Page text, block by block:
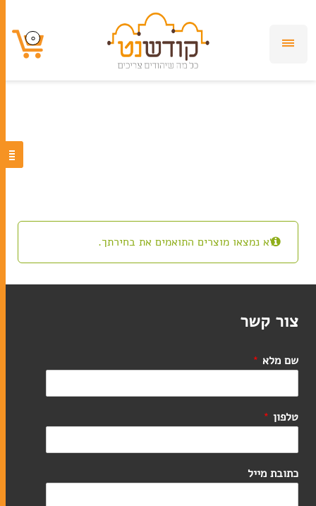
0 Scrolls
לא נמצאו מוצרים התואמים את בחירתך.
צור קשר
שם מלא *
טלפון *
כתובת מייל
0